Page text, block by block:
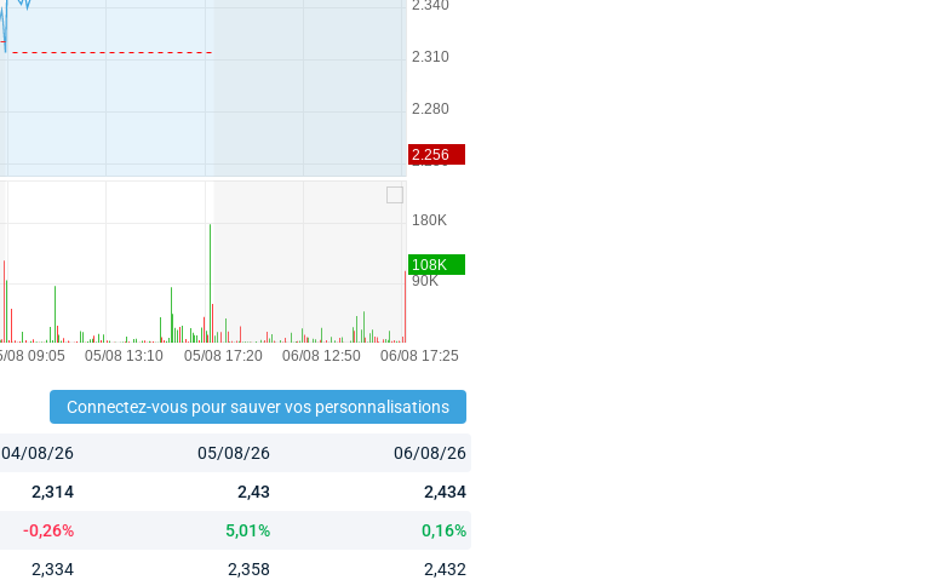
Connectez-vous pour sauver vos personnalisations
04/08/26 05/08/26
06/08/26
2,314 2,43
2,434
-0,26% 5,01%
0,16%
2,334 2,358
2,432